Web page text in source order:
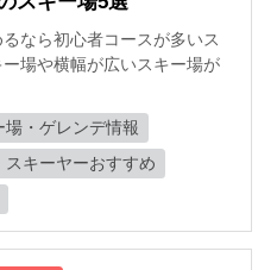
なら初心者コースが多いス
場や横幅が広いスキー場が
場・ゲレンデ情報
スキーヤーおすすめ